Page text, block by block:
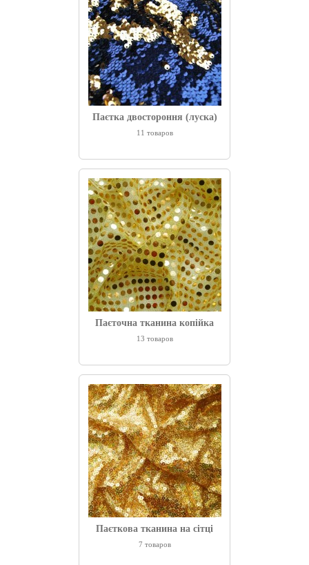
Паєтка двостороння (луска)
11 товаров
Паєточна тканина копійка
13 товаров
Паєткова тканина на сітці
7 товаров